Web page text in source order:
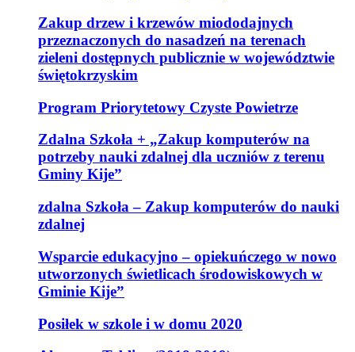
Zakup drzew i krzewów miododajnych
przeznaczonych do nasadzeń na terenach
zieleni dostępnych publicznie w województwie
świętokrzyskim
Program Priorytetowy Czyste Powietrze
Zdalna Szkoła + „Zakup komputerów na
potrzeby nauki zdalnej dla uczniów z terenu
Gminy Kije”
zdalna Szkoła – Zakup komputerów do nauki
zdalnej
Wsparcie edukacyjno – opiekuńczego w nowo
utworzonych świetlicach środowiskowych w
Gminie Kije”
Posiłek w szkole i w domu 2020